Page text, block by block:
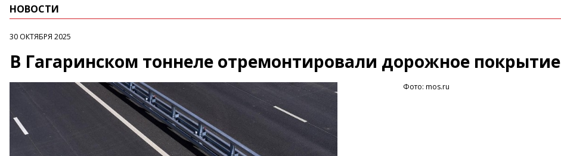
НОВОСТИ
30 ОКТЯБРЯ 2025
В Гагаринском тоннеле отремонтировали дорожное покрытие
Фото: mos.ru